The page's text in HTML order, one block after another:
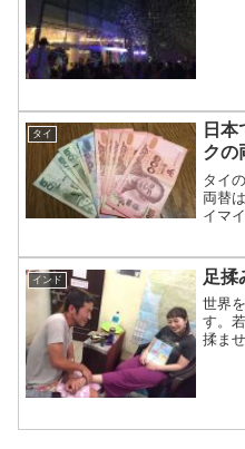
タイ
日
クの
タイ
両替
イマ
インド 足揉
世界
す。
揉ま